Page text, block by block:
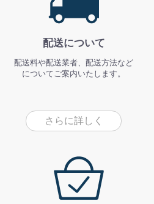
配送について
配送料や配送業者、配送方法など
についてご案内いたします。
さらに詳しく